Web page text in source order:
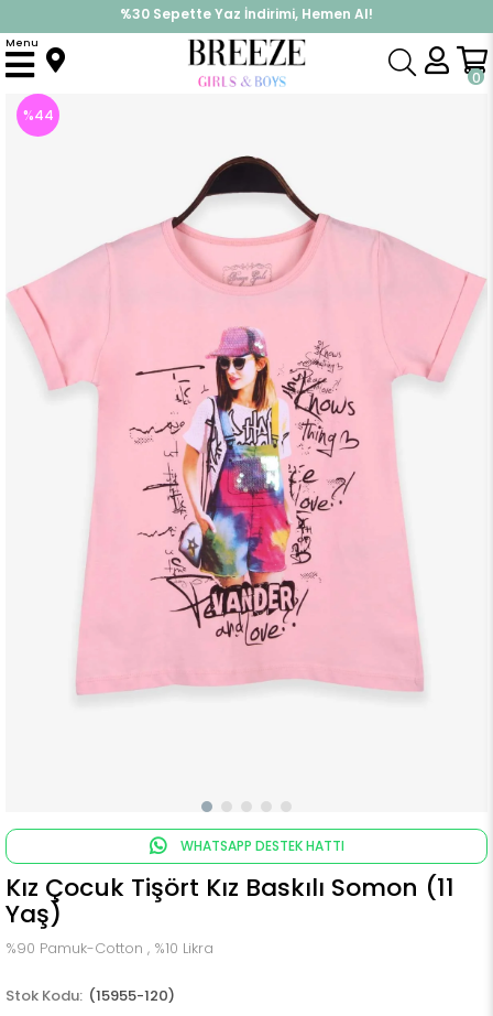
%30 Sepette Yaz İndirimi, Hemen Al!
İndirimlere ek %10 İndirimi Kap, Hemen Üye Ol!
0
Menu
Anasayfa Üst Giyim Tişört
%44
WHATSAPP DESTEK HATTI
Kız Çocuk Tişört Kız Baskılı Somon (11
Yaş)
%90 Pamuk-Cotton , %10 Likra
(15955-120)